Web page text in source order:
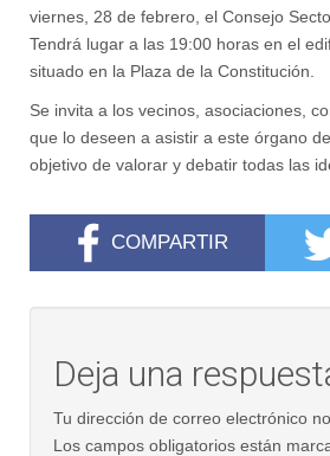
viernes, 28 de febrero, el Consejo
Tendrá lugar a las 19:00 horas en el
situado en la Plaza de la Constitución.
Se invita a los vecinos, asociaciones,
que lo deseen a asistir a este órgano
objetivo de valorar y debatir todas las
COMPARTIR
Deja una
Tu dirección de correo electrónico
Los campos obligatorios están